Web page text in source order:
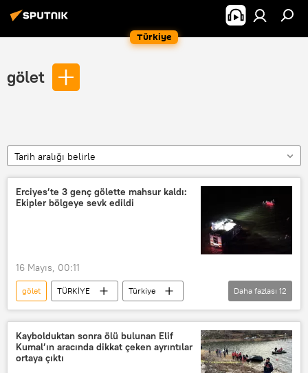
Türkiye
gölet
Tarih aralığı belirle
Erciyes’te 3 genç gölette mahsur kaldı:
Ekipler bölgeye sevk edildi
16 Mayıs, 00:11
gölet TÜRKİYE
Türkiye
Tekne
Tekne kazası
tekne turu
kürekli tekne
balıkçı teknesi
Kayseri
Daha fazlası 12
Kaybolduktan sonra ölü bulunan Elif
Kumal’ın aracında dikkat çeken ayrıntılar
ortaya çıktı